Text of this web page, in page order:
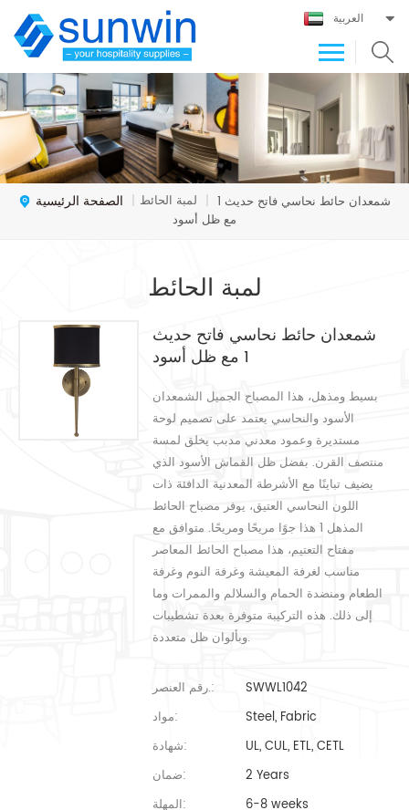
العربية
الصفحة الرئيسية | لمبة الحائط |
مع ظل أسود
لمبة الحائط
شمعدان حائط نحاسي فاتح حديث
1 مع ظل أسود
بسيط ومذهل، هذا المصباح الجميل الشمعدان
الأسود والنحاسي يعتمد على تصميم لوحة
مستديرة وعمود معدني مدبب يخلق لمسة
منتصف القرن. بفضل ظل القماش الأسود الذي
يضيف تباينًا مع الأشرطة المعدنية الدافئة ذات
اللون النحاسي العتيق، يوفر مصباح الحائط
المذهل 1 هذا جوًا مريحًا ومريحًا. متوافق مع
مفتاح التعتيم، هذا مصباح الحائط المعاصر
مناسب لغرفة المعيشة وغرفة النوم وغرفة
الطعام ومنضدة الحمام والسلالم والممرات وما
إلى ذلك. هذه التركيبة متوفرة بعدة تشطيبات
وبألوان ظل متعددة.
رقم العنصر.:
SWWL1042
مواد:
Steel, Fabric
شهادة:
UL, CUL, ETL, CETL
ضمان:
2 Years
المهلة:
6-8 weeks